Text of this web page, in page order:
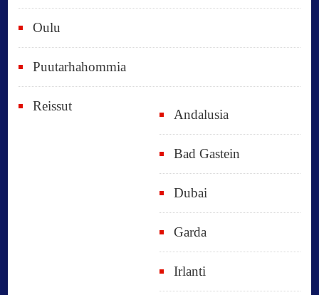
Oulu
Puutarhahommia
Reissut
Andalusia
Bad Gastein
Dubai
Garda
Irlanti